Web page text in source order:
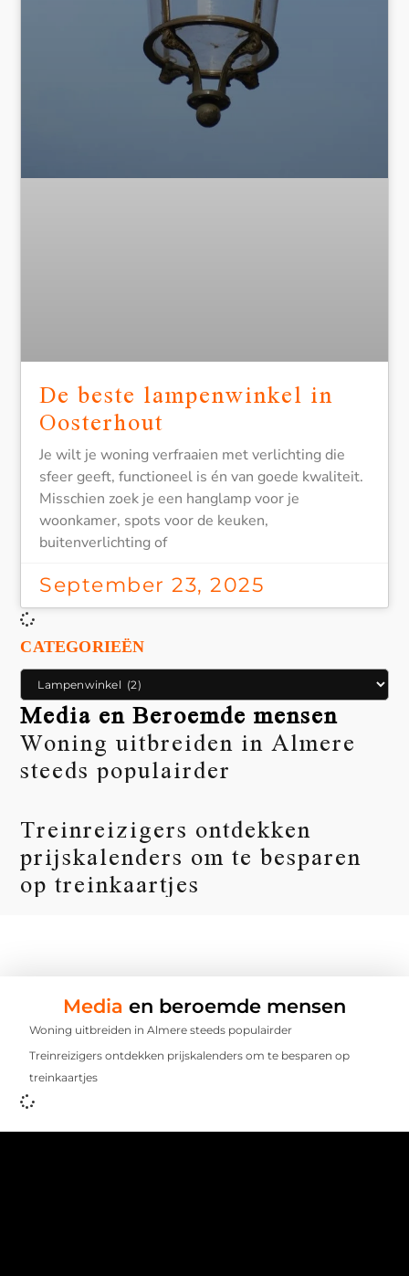
CATEGORIEËN
Media en Beroemde mensen
Woning uitbreiden in Almere
steeds populairder
Treinreizigers ontdekken
prijskalenders om te besparen
op treinkaartjes
De beste lampenwinkel in
Oosterhout
Je wilt je woning verfraaien met verlichting die
sfeer geeft, functioneel is én van goede kwaliteit.
Misschien zoek je een hanglamp voor je
woonkamer, spots voor de keuken,
buitenverlichting of
September 23, 2025
Media en beroemde mensen
Woning uitbreiden in Almere steeds populairder
Treinreizigers ontdekken prijskalenders om te besparen op
treinkaartjes